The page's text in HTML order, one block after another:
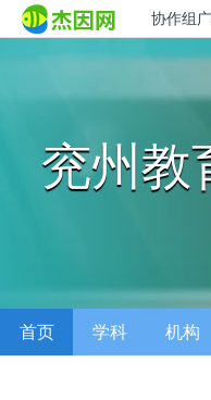
协作组
兖州教
首页 学科 机构